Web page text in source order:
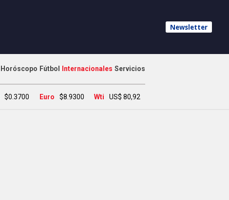
Newsletter
Horóscopo Fútbol Internacionales Servicios
$0.3700 Euro $8.9300 Wti US$ 80,92